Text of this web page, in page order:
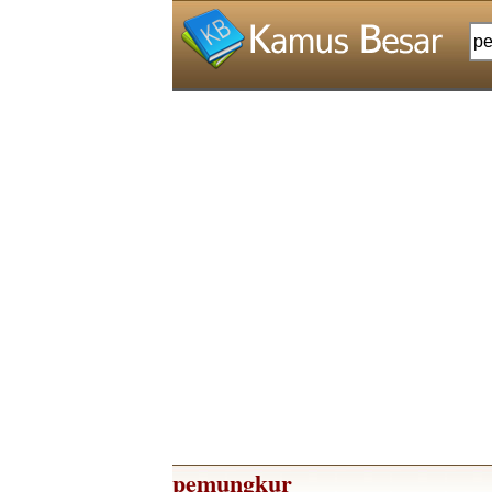
pemungkur